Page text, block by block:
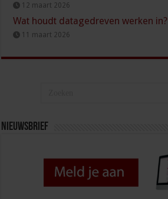
12 maart 2026
Wat houdt datagedreven werken in?
11 maart 2026
Nieuwsbrief